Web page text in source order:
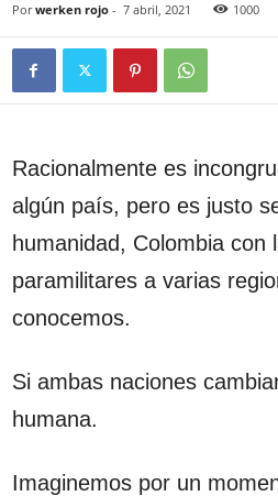
Por werken rojo- 7 abril, 2021 1000
Racionalmente es
algún país, pero es justo
humanidad, Colombia
paramilitares a varias
conocemos.
Si ambas naciones
humana.
Imaginemos por un